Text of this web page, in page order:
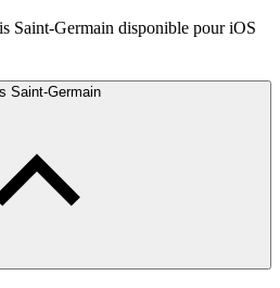
Saint-Germain disponible pour iOS
Saint-Germain